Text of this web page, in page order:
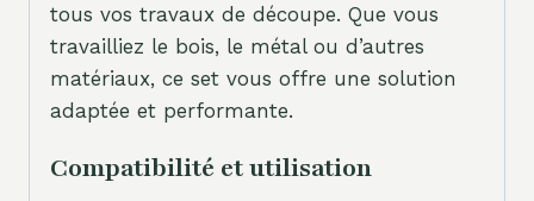
tous vos travaux de découpe. Que vous
travailliez le bois, le métal ou d’autres
matériaux, ce set vous offre une solution
adaptée et performante.
Compatibilité et utilisation